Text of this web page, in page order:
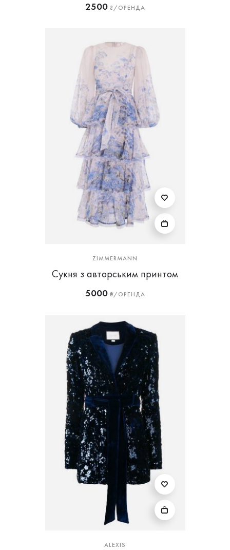
2500₴/ОРЕНДА
ZIMMERMANN
Сукня з авторським принтом
5000₴/ОРЕНДА
ALEXIS